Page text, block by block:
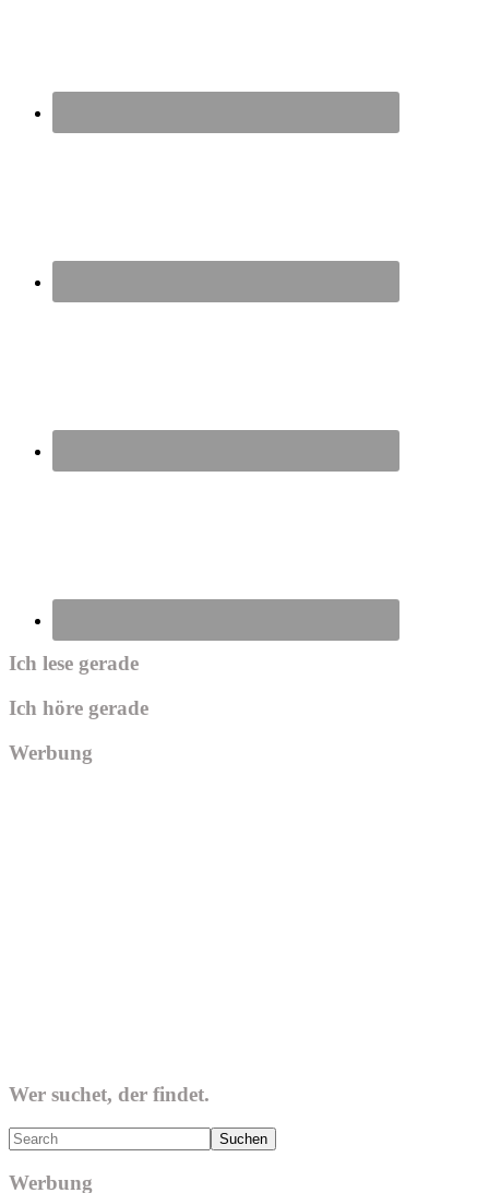
Ich lese gerade
Ich höre gerade
Werbung
Wer suchet, der findet.
Search
Werbung